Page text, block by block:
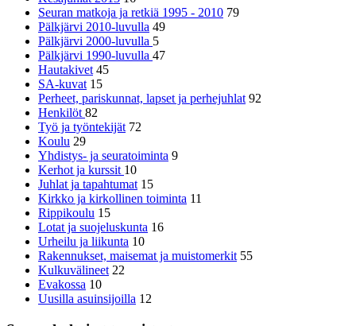
Seuran matkoja ja retkiä 1995 - 2010 79
Pälkjärvi 2010-luvulla 49
Pälkjärvi 2000-luvulla 5
Pälkjärvi 1990-luvulla 47
Hautakivet 45
SA-kuvat 15
Perheet, pariskunnat, lapset ja perhejuhlat 92
Henkilöt82
Työ ja työntekijät 72
Koulu 29
Yhdistys- ja seuratoiminta 9
Kerhot ja kurssit 10
Juhlat ja tapahtumat 15
Kirkko ja kirkollinen toiminta 11
Rippikoulu 15
Lotat ja suojeluskunta 16
Urheilu ja liikunta 10
Rakennukset, maisemat ja muistomerkit 55
Kulkuvälineet 22
Evakossa 10
Uusilla asuinsijoilla 12